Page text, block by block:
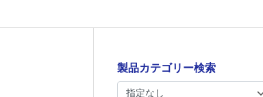
製品カテゴリー検索